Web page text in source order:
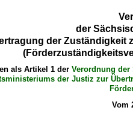
der
der Zuständigkeit
als Artikel 1 der Verordnung der
der Justiz zur
Vom